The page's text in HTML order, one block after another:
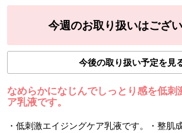
今週のお取り扱いはござ
今後の取り扱い予定を見
なめらかになじんでしっとり感を低刺
ア乳液です。
・低刺激エイジングケア乳液です。・整肌